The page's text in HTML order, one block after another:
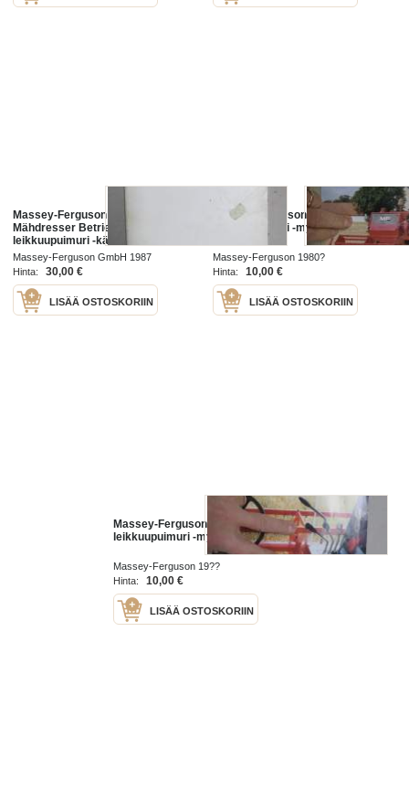
Massey-Ferguson MF 16
Mähdresser Betriebsanleitung
leikkuupuimuri -käyttöohjekirja,
saksankielinen
Massey-Ferguson GmbH 1987
Hinta:
30,00 €
LISÄÄ OSTOSKORIIN
Massey-Ferguson 440
leikkuupuimuri -myyntiesite
Massey-Ferguson 1980?
Hinta:
10,00 €
LISÄÄ OSTOSKORIIN
Massey-Ferguson 5300
leikkuupuimuri -myyntiesite
Massey-Ferguson 19??
Hinta:
10,00 €
LISÄÄ OSTOSKORIIN